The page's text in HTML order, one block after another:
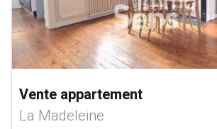
Vente appartement
La Madeleine